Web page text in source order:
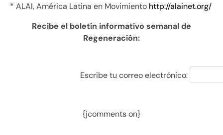
* ALAI, América Latina en Movimiento http://alainet.org/
Recibe el boletín informativo semanal de
Regeneración:
Escribe tu correo electrónico:
{jcomments on}